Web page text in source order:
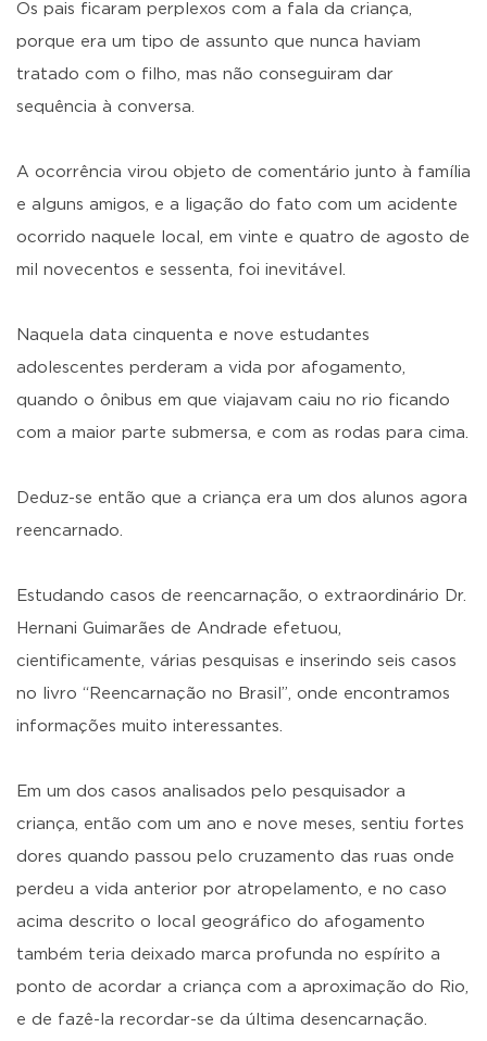
Os pais ficaram perplexos com a fala da criança,
porque era um tipo de assunto que nunca haviam
tratado com o filho, mas não conseguiram dar
sequência à conversa.
A ocorrência virou objeto de comentário junto à família
e alguns amigos, e a ligação do fato com um acidente
ocorrido naquele local, em vinte e quatro de agosto de
mil novecentos e sessenta, foi inevitável.
Naquela data cinquenta e nove estudantes
adolescentes perderam a vida por afogamento,
quando o ônibus em que viajavam caiu no rio ficando
com a maior parte submersa, e com as rodas para cima.
Deduz-se então que a criança era um dos alunos agora
reencarnado.
Estudando casos de reencarnação, o extraordinário Dr.
Hernani Guimarães de Andrade efetuou,
cientificamente, várias pesquisas e inserindo seis casos
no livro “Reencarnação no Brasil”, onde encontramos
informações muito interessantes.
Em um dos casos analisados pelo pesquisador a
criança, então com um ano e nove meses, sentiu fortes
dores quando passou pelo cruzamento das ruas onde
perdeu a vida anterior por atropelamento, e no caso
acima descrito o local geográfico do afogamento
também teria deixado marca profunda no espírito a
ponto de acordar a criança com a aproximação do Rio,
e de fazê-la recordar-se da última desencarnação.